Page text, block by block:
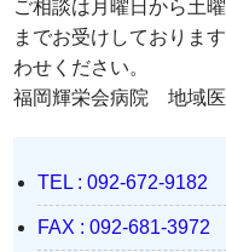
ご相談は月曜日から土
までお受けしておりま
わせください。
福岡輝栄会病院 地域
TEL : 092-672-9182
FAX : 092-681-3972